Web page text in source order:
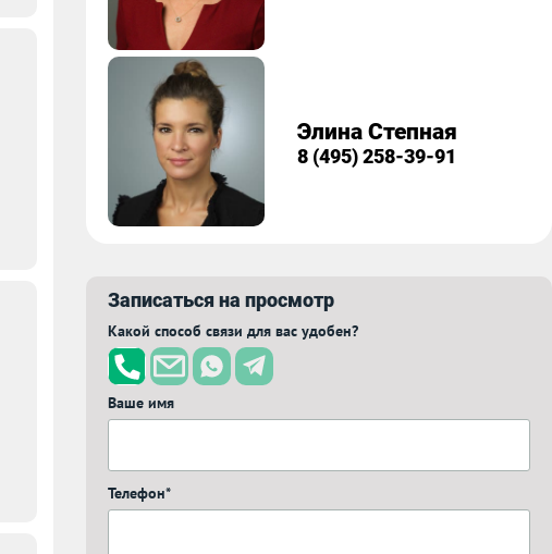
Элина Степная
8 (495) 258-39-91
Записаться на просмотр
Какой способ связи для вас удобен?
Ваше имя
Телефон*